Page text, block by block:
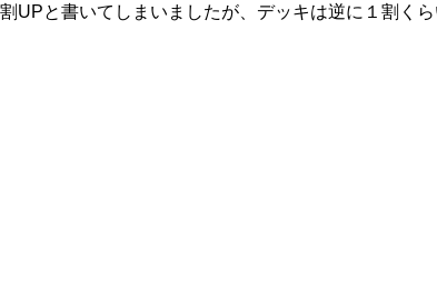
と書いてしまいましたが、デッキは逆に１割くら